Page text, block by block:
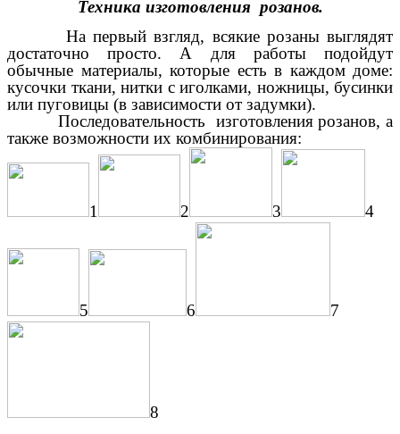
Техника изготовления розанов.
На первый взгляд, всякие розаны выглядят
достаточно просто. А для работы подойдут
обычные материалы, которые есть в каждом доме:
кусочки ткани, нитки с иголками, ножницы, бусинки
или пуговицы (в зависимости от задумки).
Последовательность изготовления розанов, а
также возможности их комбинирования:
1 2 3 4
5 6 7
8